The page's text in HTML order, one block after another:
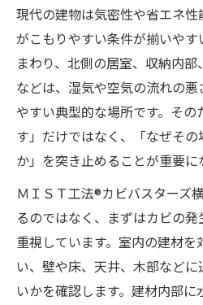
現代の建物は気密性や省エネ
がこもりやすい条件が揃いや
まわり、北側の居室、収納内
などは、湿気や空気の流れの
やすい典型的な場所です。そ
す」だけではなく、「なぜそ
か」を突き止めることが重要に
ＭＩＳＴ工法®カビバスターズ
るのではなく、まずはカビの
重視しています。室内の建材
い、壁や床、天井、木部など
いかを確認します。建材内部